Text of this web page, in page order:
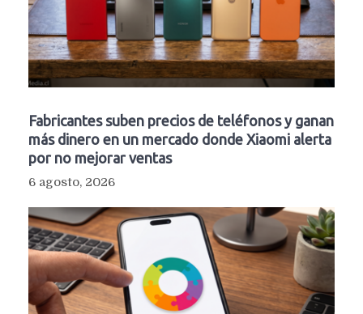
Fabricantes suben precios de teléfonos y ganan
más dinero en un mercado donde Xiaomi alerta
por no mejorar ventas
6 agosto, 2026